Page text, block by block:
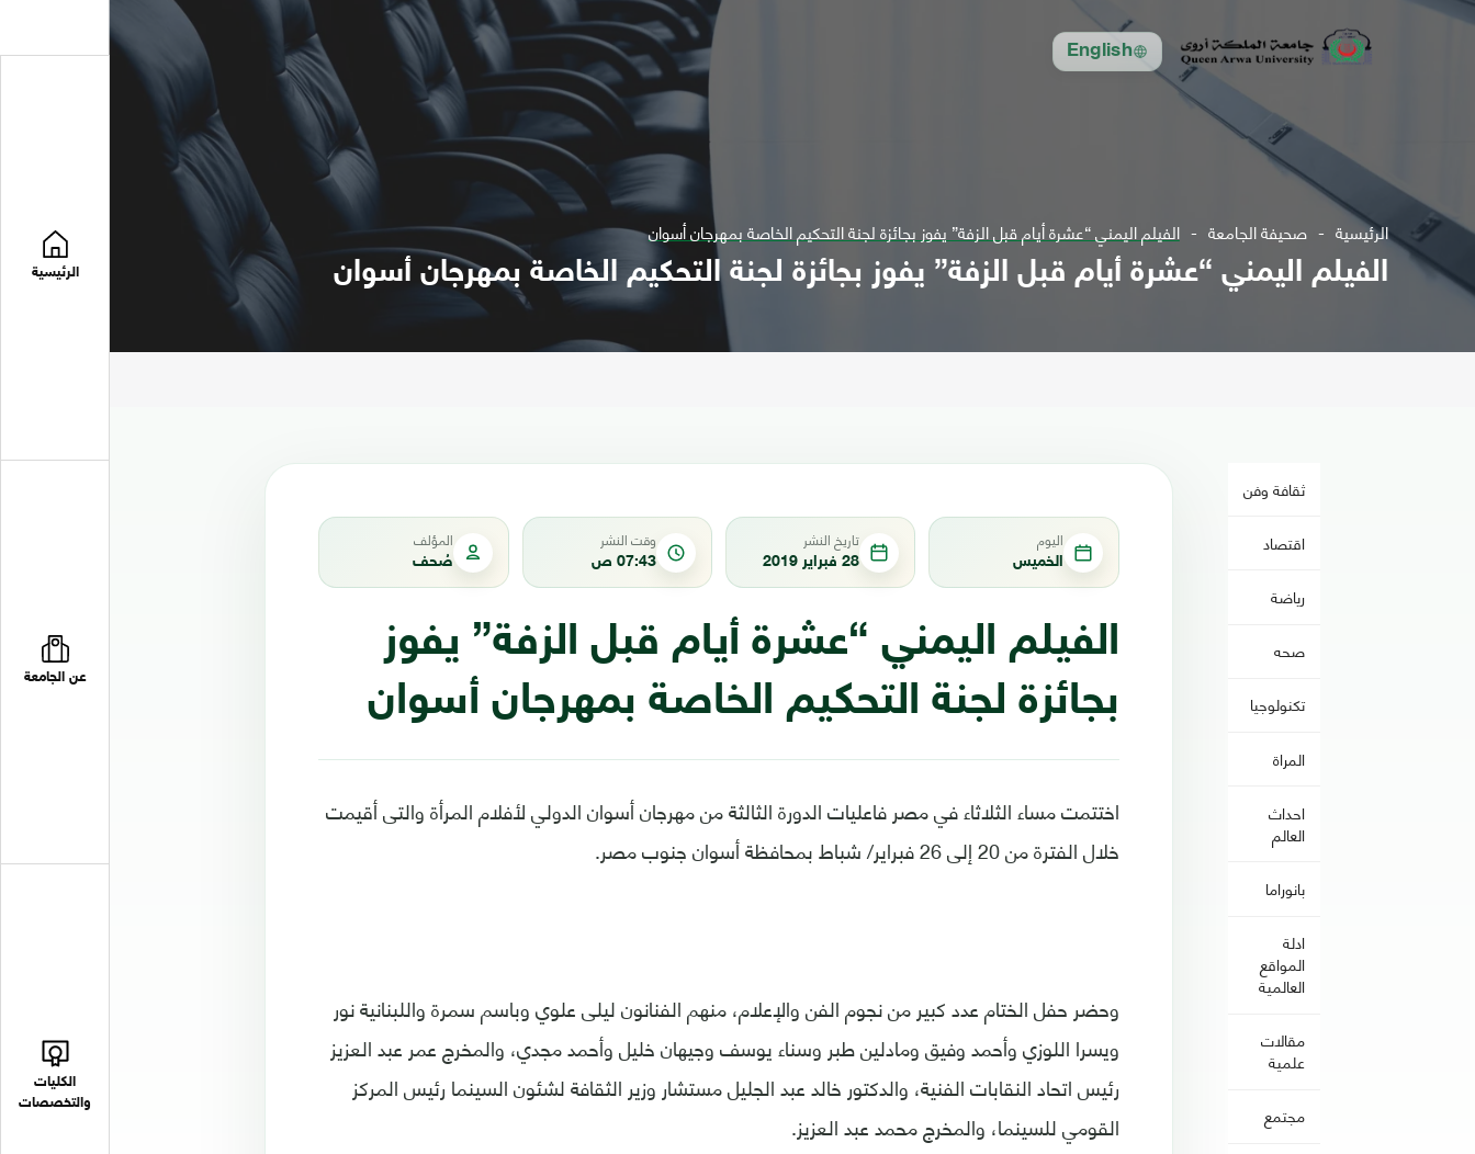
English
الرئيسية
عن الجامعة
الكليات
والتخصصات
الرئيسية صحيفة الجامعة الفيلم اليمني “عشرة أيام قبل الزفة” يفوز بجائزة لجنة التحكيم الخاصة بمهرجان أسوان
الفيلم اليمني “عشرة أيام قبل الزفة” يفوز بجائزة لجنة التحكيم الخاصة بمهرجان أسوان
ثقافة وفن
اقتصاد
رياضة
صحه
تكنولوجيا
المراة
احداث
العالم
بانوراما
ادلة
المواقع
العالمية
مقالات
علمية
مجتمع
اليوم
الخميس
تاريخ النشر
28 فبراير 2019
وقت النشر
07:43 ص
المؤلف
صُحف
الفيلم اليمني “عشرة أيام قبل الزفة” يفوز
بجائزة لجنة التحكيم الخاصة بمهرجان أسوان
اختتمت مساء الثلاثاء في مصر فاعليات الدورة الثالثة من مهرجان أسوان الدولي لأفلام المرأة والتى أقيمت
خلال الفترة من 20 إلى 26 فبراير/ شباط بمحافظة أسوان جنوب مصر.
وحضر حفل الختام عدد كبير من نجوم الفن والإعلام، منهم الفنانون ليلى علوي وباسم سمرة واللبنانية نور
ويسرا اللوزي وأحمد وفيق ومادلين طبر وسناء يوسف وجيهان خليل وأحمد مجدي، والمخرج عمر عبد العزيز
رئيس اتحاد النقابات الفنية، والدكتور خالد عبد الجليل مستشار وزير الثقافة لشئون السينما رئيس المركز
القومي للسينما، والمخرج محمد عبد العزيز.